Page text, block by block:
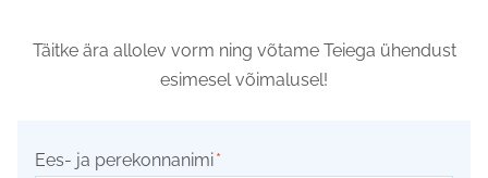
Täitke ära allolev vorm ning võtame Teiega ühendust
esimesel võimalusel!
Ees- ja perekonnanimi*